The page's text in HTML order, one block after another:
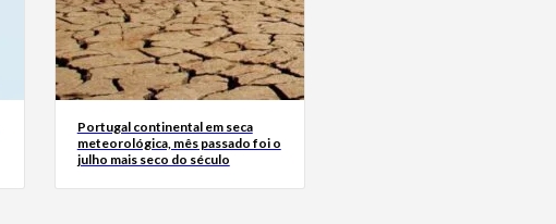
Portugal continental em seca
meteorológica, mês passado foi o
julho mais seco do século